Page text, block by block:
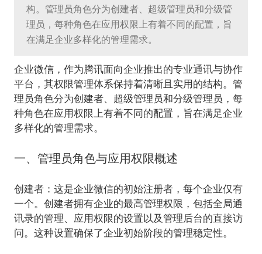
构。管理员角色分为创建者、超级管理员和分级管
理员，每种角色在应用权限上有着不同的配置，旨
在满足企业多样化的管理需求。
企业微信，作为腾讯面向企业推出的专业通讯与协作
平台，其权限管理体系保持着清晰且实用的结构。管
理员角色分为创建者、超级管理员和分级管理员，每
种角色在应用权限上有着不同的配置，旨在满足企业
多样化的管理需求。
一、管理员角色与应用权限概述
创建者： 这是企业微信的初始注册者，每个企业仅有
一个。创建者拥有企业的最高管理权限，包括全局通
讯录的管理、应用权限的设置以及管理后台的直接访
问。这种设置确保了企业初始阶段的管理稳定性。